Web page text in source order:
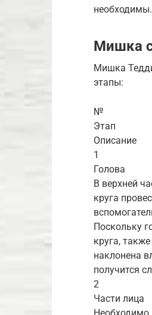
необходимы.
Мишка
Мишка
этапы:
№
Этап
Описание
1
Голова
В верхней
круга
Поскольку
круга,
наклонена
получится
2
Части лица